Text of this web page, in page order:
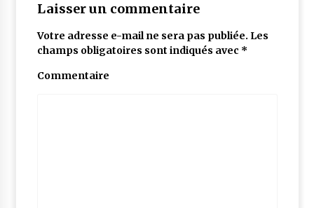
Laisser un commentaire
Votre adresse e-mail ne sera pas publiée. Les
champs obligatoires sont indiqués avec *
Commentaire